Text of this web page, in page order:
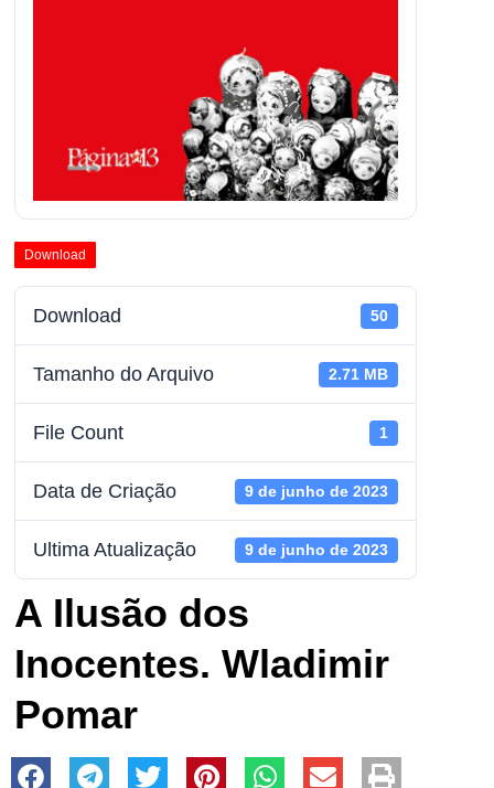
Download
Download 50
Tamanho do Arquivo 2.71 MB
File Count 1
Data de Criação 9 de junho de 2023
Ultima Atualização 9 de junho de 2023
A Ilusão dos
Inocentes. Wladimir
Pomar